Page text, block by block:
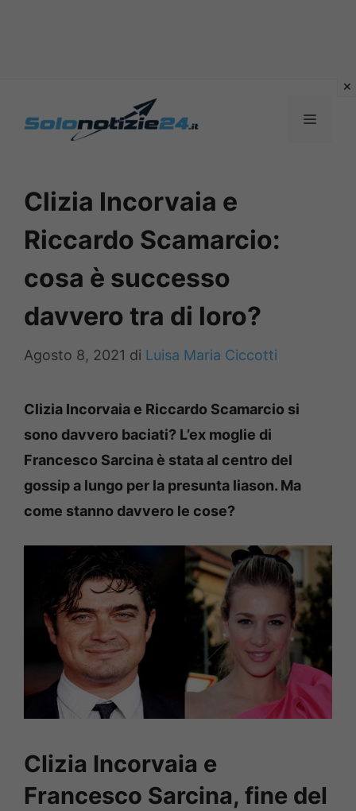
MENU
Clizia Incorvaia e
Riccardo Scamarcio:
cosa è successo
davvero tra di loro?
Agosto 8, 2021 di Luisa Maria Ciccotti
Clizia Incorvaia e Riccardo Scamarcio si
sono davvero baciati? L’ex moglie di
Francesco Sarcina è stata al centro del
gossip a lungo per la presunta liason. Ma
come stanno davvero le cose?
Clizia Incorvaia e
Francesco Sarcina, fine del